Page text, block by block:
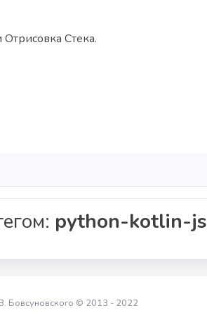
Стека.
python-kotlin-js
Бовсуновского © 2013 - 2022